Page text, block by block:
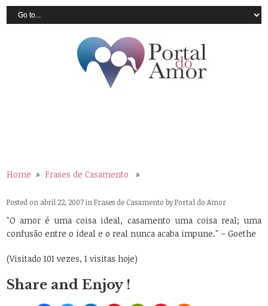
Home » Frases de Casamento »
Posted on abril 22, 2007 inFrases de Casamento byPortal do Amor
"O amor é uma coisa ideal, casamento uma coisa real; uma
confusão entre o ideal e o real nunca acaba impune." – Goethe
(Visitado 101 vezes, 1 visitas hoje)
Share and Enjoy !